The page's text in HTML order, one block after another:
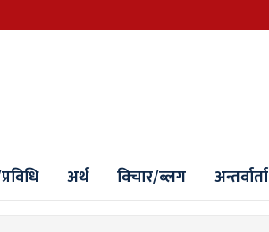
अर्थ विचार/ब्लग अन्तर्वार्ता